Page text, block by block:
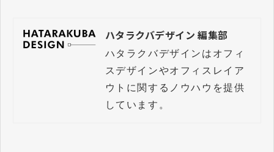
ハタラクバデザイン 編集部
ハタラクバデザインはオフィ
スデザインやオフィスレイア
ウトに関するノウハウを提供
しています。